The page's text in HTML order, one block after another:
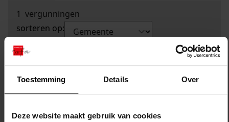
Toestemming Details Over
Deze website maakt gebruik van cookies
1 vergunningen
sorteren op: